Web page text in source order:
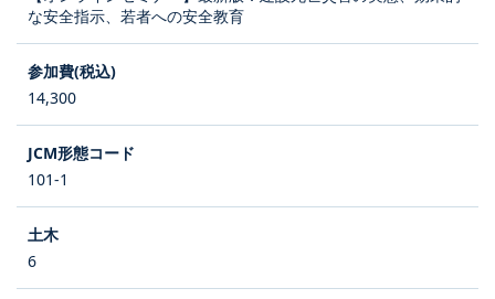
な安全指示、若者への安全教育
14,300
101-1
6